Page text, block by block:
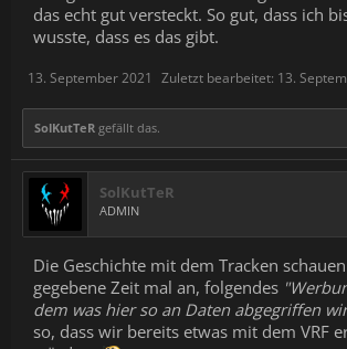
das echt gut versteckt. So gut, dass ich
wusste, dass es das gibt.
13. September 2021 Zuletzt bearbeitet: 13.
SolKutTeR gefällt das.
SolKutTeR
ADMIN
Die Geschichte mit dem Tracken
gegebene Zeit mal an, folgendes
dem was hier so an Daten abgegriffen
so, dass wir bereits etwas mit dem VRF